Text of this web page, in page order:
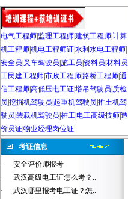
电气工程师 监理工程师建筑工程师计算
机工程师机电工程师证水利水电工程师
安全员 叉车驾驶员 施工员 资料员 材料员
工民建工程师市政工程师路桥工程师通
信工程师高低压电工证塔吊驾驶员 质检
员 挖掘机驾驶员|起重机驾驶员 推土机驾
驶员 装载机驾驶员 桩工电工高级技师造
价员证物业经理岗位证
考证信息
·
安全评价师报考
·
武汉高级电工证怎么考？..
·
武汉哪里报考电工证？怎..